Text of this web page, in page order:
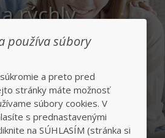
rýchly
na slovenskom trhu
používa súbory
a preto pred
stránky máte možnosť
súbory cookies. V
s prednastavenými
na SÚHLASÍM (stránka si